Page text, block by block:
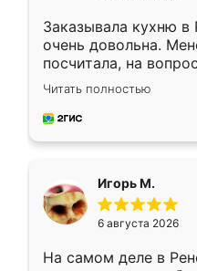
Заказывала кухню в
очень довольна.
посчитала, на
Замерщик приехал в
делу со всей
за день, ребята
Читать полностью
Игорь М.
6 августа 2026
На самом деле в